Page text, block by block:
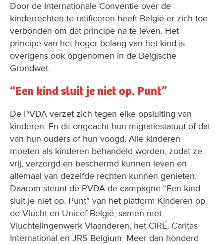
Door de Internationale Conventie over de
kinderrechten te ratificeren heeft België er zich toe
verbonden om dat principe na te leven. Het
principe van het hoger belang van het kind is
overigens ook opgenomen in de Belgische
Grondwet.
“Een kind sluit je niet op. Punt”
De PVDA verzet zich tegen elke opsluiting van
kinderen. En dit ongeacht hun migratiestatuut of dat
van hun ouders of hun voogd. Alle kinderen
moeten als kinderen behandeld worden, zodat ze
vrij, verzorgd en beschermd kunnen leven en
allemaal van dezelfde rechten kunnen genieten.
Daarom steunt de PVDA de campagne “Een kind
sluit je niet op. Punt” van het platform Kinderen op
de Vlucht en Unicef België, samen met
Vluchtelingenwerk Vlaanderen, het CIRÉ, Caritas
International en JRS Belgium. Meer dan honderd